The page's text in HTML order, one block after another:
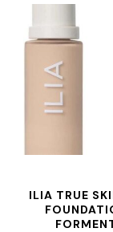
ILIA TRUE